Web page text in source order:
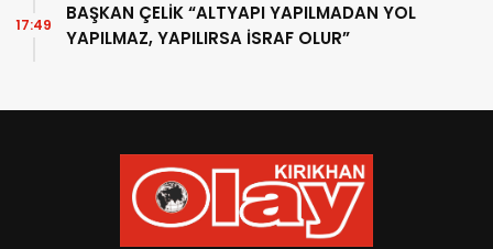
BAŞKAN ÇELİK “ALTYAPI YAPILMADAN YOL
YAPILMAZ, YAPILIRSA İSRAF OLUR”
17:49